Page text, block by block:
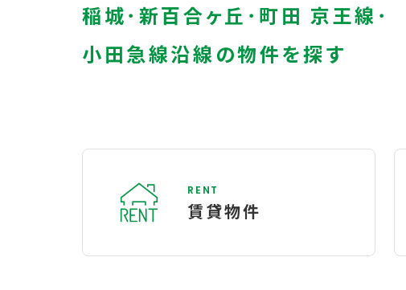
稲城･新百合ヶ丘･町田 京王線･
小田急線沿線の物件を探す
RENT
賃貸物件